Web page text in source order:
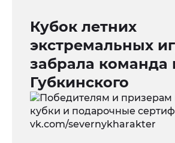
Кубок летних
экстремальных
забрала команда
Губкинского